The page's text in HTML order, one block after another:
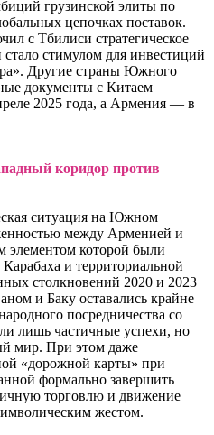
грузинской элиты по
цепочках поставок.
с Тбилиси стратегическое
стимулом для инвестиций
Другие страны Южного
документы с Китаем
2025 года, а Армения — в
коридор против
ситуация на Южном
между Арменией и
элементом которой были
и территориальной
столкновений 2020 и 2023
и Баку оставались крайне
посредничества со
лишь частичные успехи, но
мир. При этом даже
«дорожной карты» при
формально завершить
торговлю и движение
жестом.